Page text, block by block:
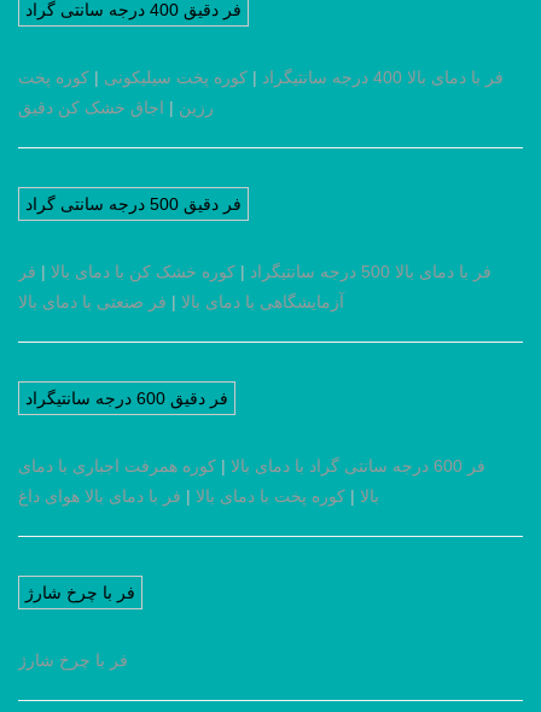
فر دقیق 400 درجه سانتی گراد
فر با دمای بالا 400 درجه سانتیگراد | کوره پخت سیلیکونی | کوره پخت
رزین | اجاق خشک کن دقیق
فر دقیق 500 درجه سانتی گراد
فر با دمای بالا 500 درجه سانتیگراد | کوره خشک کن با دمای بالا | فر
آزمایشگاهی با دمای بالا | فر صنعتی با دمای بالا
فر دقیق 600 درجه سانتیگراد
فر 600 درجه سانتی گراد با دمای بالا | کوره همرفت اجباری با دمای
بالا | کوره پخت با دمای بالا | فر با دمای بالا هوای داغ
فر با چرخ شارژ
فر با چرخ شارژ